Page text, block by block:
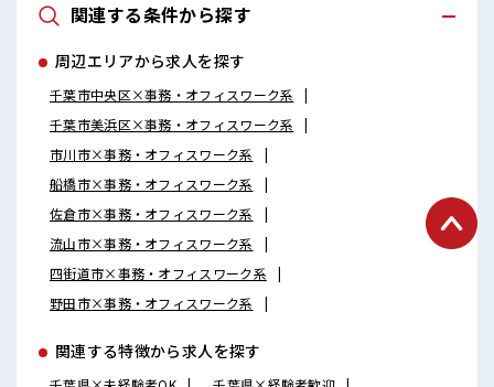
関連する条件から探す
周辺エリアから求人を探す
千葉市中央区×事務・オフィスワーク系
千葉市美浜区×事務・オフィスワーク系
市川市×事務・オフィスワーク系
船橋市×事務・オフィスワーク系
佐倉市×事務・オフィスワーク系
流山市×事務・オフィスワーク系
四街道市×事務・オフィスワーク系
野田市×事務・オフィスワーク系
関連する特徴から求人を探す